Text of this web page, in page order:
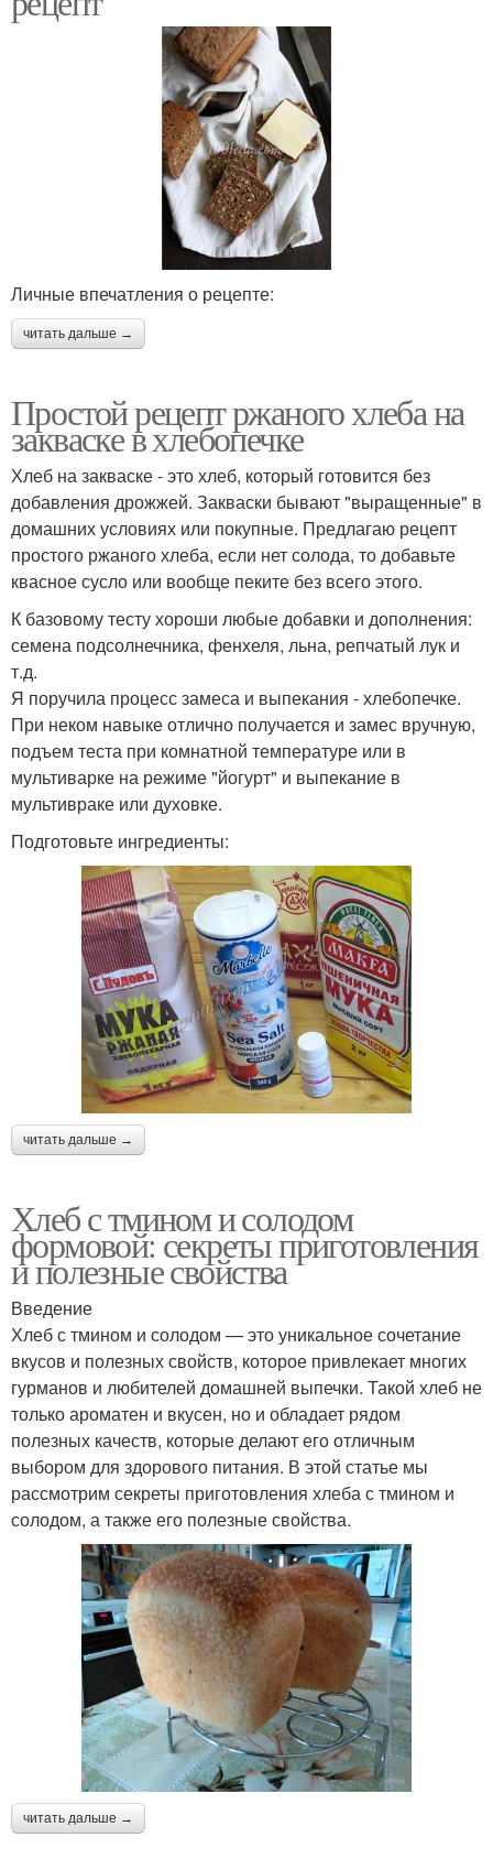
Личные впечатления о рецепте:
читать дальше →
Простой рецепт ржаного хлеба на
закваске в хлебопечке
Хлеб на закваске - это хлеб, который готовится без
добавления дрожжей. Закваски бывают "выращенные" в
домашних условиях или покупные. Предлагаю рецепт
простого ржаного хлеба, если нет солода, то добавьте
квасное сусло или вообще пеките без всего этого.
К базовому тесту хороши любые добавки и дополнения:
семена подсолнечника, фенхеля, льна, репчатый лук и
т.д.
Я поручила процесс замеса и выпекания - хлебопечке.
При неком навыке отлично получается и замес вручную,
подъем теста при комнатной температуре или в
мультиварке на режиме "йогурт" и выпекание в
мультивраке или духовке.
Подготовьте ингредиенты:
читать дальше →
Хлеб с тмином и солодом
формовой: секреты приготовления
и полезные свойства
Введение
Хлеб с тмином и солодом — это уникальное сочетание
вкусов и полезных свойств, которое привлекает многих
гурманов и любителей домашней выпечки. Такой хлеб не
только ароматен и вкусен, но и обладает рядом
полезных качеств, которые делают его отличным
выбором для здорового питания. В этой статье мы
рассмотрим секреты приготовления хлеба с тмином и
солодом, а также его полезные свойства.
читать дальше →